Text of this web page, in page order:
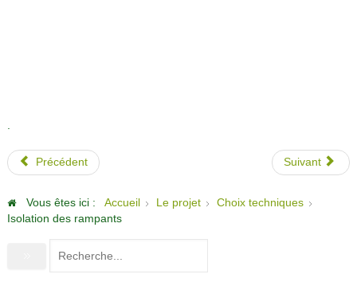
.
Précédent Suivant
Vous êtes ici : Accueil Le projet
Choix techniques
Isolation des rampants